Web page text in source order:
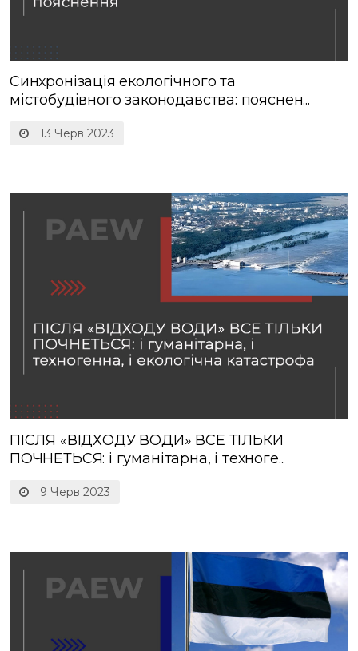
13 Черв 2023
Синхронізація екологічного та
містобудівного законодавства: пояснен...
9 Черв 2023
ПІСЛЯ «ВІДХОДУ ВОДИ» ВСЕ ТІЛЬКИ
ПОЧНЕТЬСЯ: і гуманітарна, і техноге...